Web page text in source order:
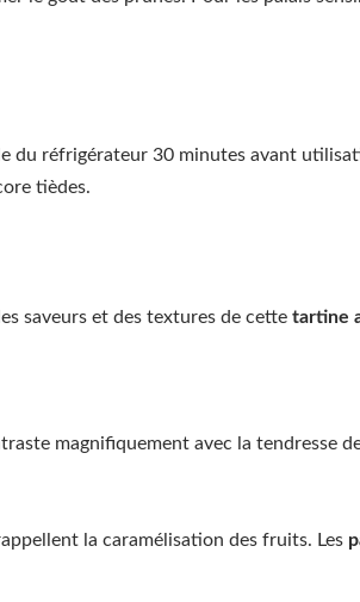
du réfrigérateur 30 minutes avant
tièdes.
saveurs et des textures de cette tartine
magnifiquement avec la tendresse
la caramélisation des fruits. Les